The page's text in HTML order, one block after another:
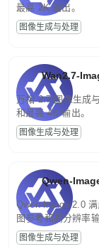
最高 2K 输出。
图像生成与处理
Wan2.7-
万相 2.7 图像生成
和最高 4K 输出。
图像生成与处理
Qwen-
Qwen-Image-2.0
图参考和高分辨率输
图像生成与处理